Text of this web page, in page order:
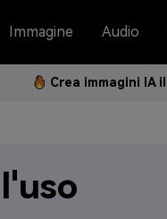
Immagine Audio
Crea immagini IA